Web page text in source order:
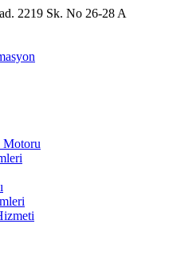
2219 Sk. No 26-28 A
Motoru